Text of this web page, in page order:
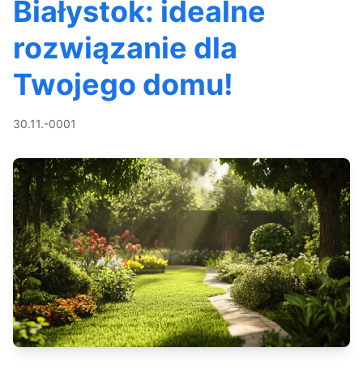
Białystok: idealne
rozwiązanie dla
Twojego domu!
30.11.-0001